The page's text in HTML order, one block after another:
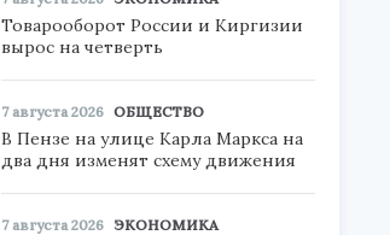
Товарооборот России и Киргизии
вырос на четверть
7 августа 2026 ОБЩЕСТВО
В Пензе на улице Карла Маркса на
два дня изменят схему движения
7 августа 2026 ЭКОНОМИКА